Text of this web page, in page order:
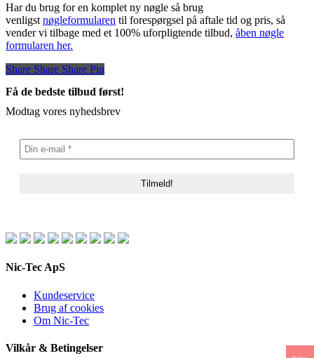
Har du brug for en komplet ny nøgle så brug
venligst nøgleformularen til forespørgsel på aftale tid og pris, så
vender vi tilbage med et 100% uforpligtende tilbud, åben nøgle
formularen her.
Share
Share Share Share Pin
Få de bedste tilbud først!
Modtag vores nyhedsbrev
Nic-Tec ApS
Kundeservice
Brug af cookies
Om Nic-Tec
Vilkår & Betingelser